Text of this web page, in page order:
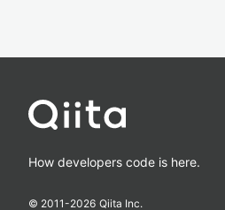
How developers code is here.
© 2011-2026 Qiita Inc.